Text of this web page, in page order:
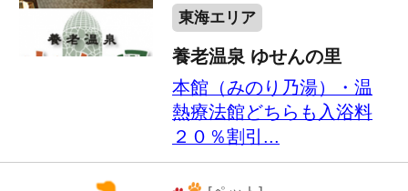
運営会社
ティアオフィシャルウェブサイト
Copyright（C） 2013